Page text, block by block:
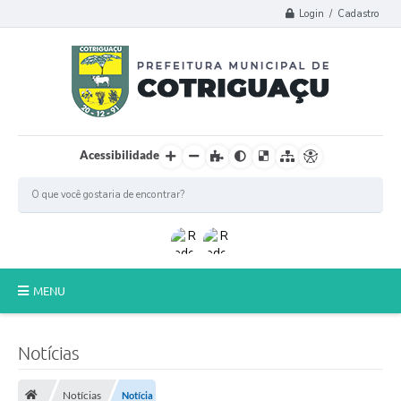
Login / Cadastro
Acessibilidade
MENU
Notícias
Notícias Notícia